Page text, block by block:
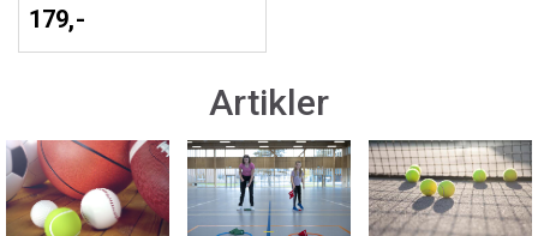
179,-
Artikler